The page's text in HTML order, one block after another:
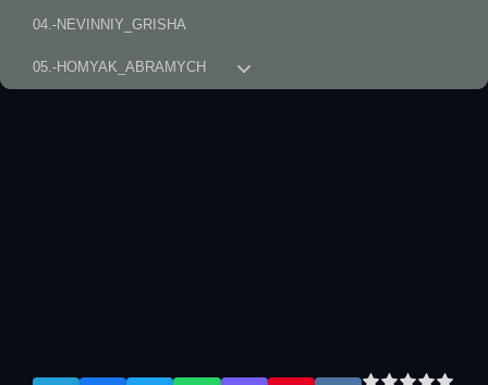
04.-NEVINNIY_GRISHA
05.-HOMYAK_ABRAMYCH